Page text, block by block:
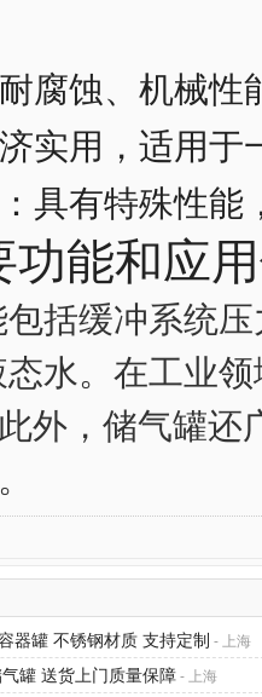
耐腐蚀、机械性
济实用，适用
：具有特殊性
能和应
括缓冲系统
水。在工业
外，储气罐还
。
器罐 不锈钢材质 支持定制 - 上海
罐 送货上门质量保障- 上海